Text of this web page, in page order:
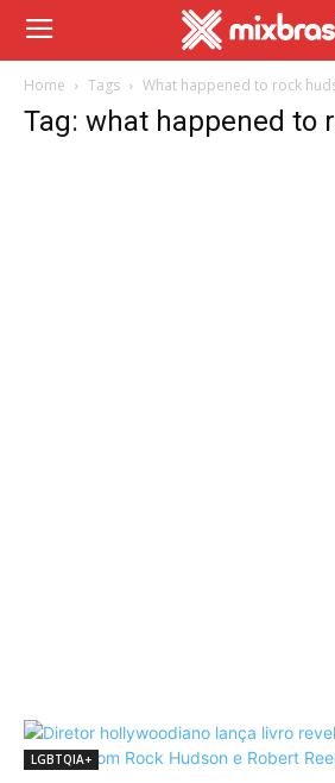
Home Tags What happened to rock
Tag: what happened to
LGBTQIA+